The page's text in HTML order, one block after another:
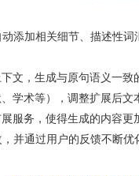
添加相关细节、描述性
文，生成与原句语义一
学术等），调整扩展后
服务，使得生成的内容更
并通过用户的反馈不断优